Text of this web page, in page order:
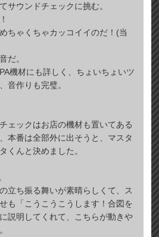
サウンドチェックに挑む。
ちゃくちゃカッコイイのだ！(当
だ。
機材にも詳しく、ちょいちょいツ
音作りも完璧。
ェックはお店の機材も置いてある
本番は全部外に出そうと、マスタ
くんと決めました。
立ち振る舞いが素晴らしくて、ス
も「こうこうこうします！合図を
説明してくれて、こちらが動きや